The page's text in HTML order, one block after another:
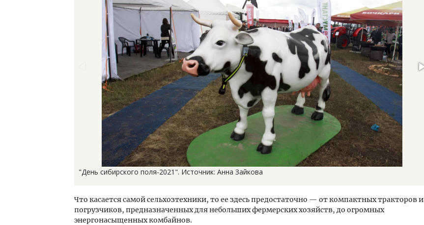
"День сибирского поля-2021". Источник: Анна Зайкова
Что касается самой сельхозтехники, то ее здесь предостаточно — от компактных тракторов и
погрузчиков, предназначенных для небольших фермерских хозяйств, до огромных
энергонасыщенных комбайнов.